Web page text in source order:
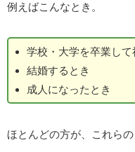
例えばこんなとき。
学校・大学を卒業し
結婚するとき
成人になったとき
ほとんどの方が、これら